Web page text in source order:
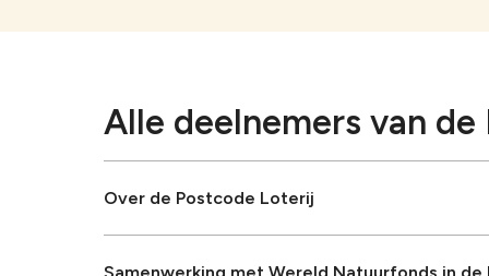
Alle deelnemers van
Over de Postcode Loterij